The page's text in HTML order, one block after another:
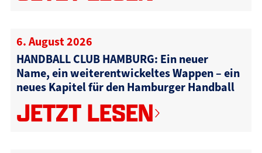
6. August 2026
HANDBALL CLUB HAMBURG: Ein neuer
Name, ein weiterentwickeltes Wappen – ein
neues Kapitel für den Hamburger Handball
JETZT LESEN